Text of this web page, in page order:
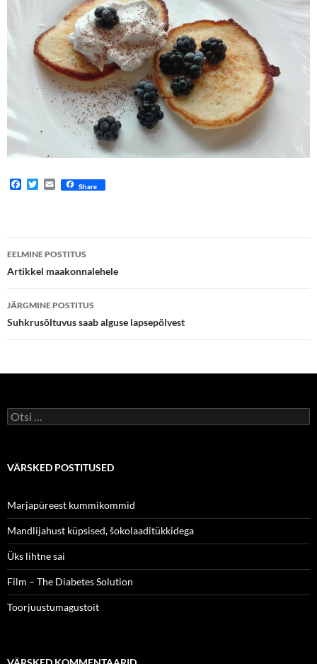
F
o
o
T
e
r
E
m
Share
Postituste
töölaud
EELMINE POSTITUS
Artikkel maakonnalehele
JÄRGMINE POSTITUS
Suhkrusõltuvus saab alguse lapsepõlvest
Otsi:
VÄRSKED POSTITUSED
Marjapüreest kummikommid
Mandlijahust küpsised, šokolaaditükkidega
Üks lihtne sai
Film – The Diabetes Solution
Toorjuustumagustoit